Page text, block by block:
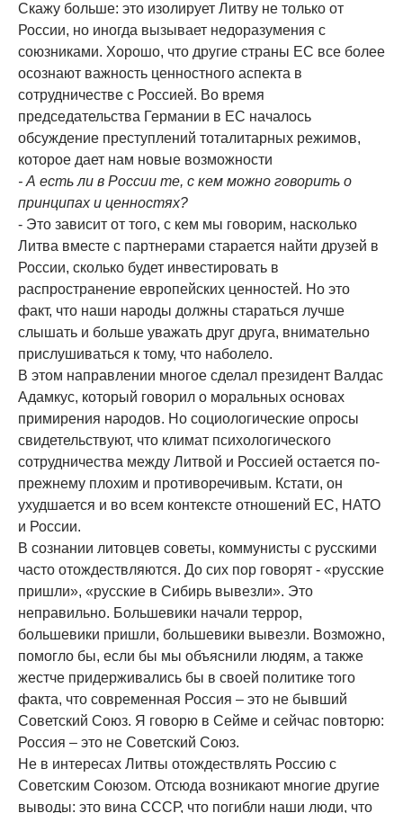
Скажу больше: это изолирует Литву не только от
России, но иногда вызывает недоразумения с
союзниками. Хорошо, что другие страны ЕС все более
осознают важность ценностного аспекта в
сотрудничестве с Россией. Во время
председательства Германии в ЕС началось
обсуждение преступлений тоталитарных режимов,
которое дает нам новые возможности
- А есть ли в России те, с кем можно говорить о
принципах и ценностях?
- Это зависит от того, с кем мы говорим, насколько
Литва вместе с партнерами старается найти друзей в
России, сколько будет инвестировать в
распространение европейских ценностей. Но это
факт, что наши народы должны стараться лучше
слышать и больше уважать друг друга, внимательно
прислушиваться к тому, что наболело.
В этом направлении многое сделал президент Валдас
Адамкус, который говорил о моральных основах
примирения народов. Но социологические опросы
свидетельствуют, что климат психологического
сотрудничества между Литвой и Россией остается по-
прежнему плохим и противоречивым. Кстати, он
ухудшается и во всем контексте отношений ЕС, НАТО
и России.
В сознании литовцев советы, коммунисты с русскими
часто отождествляются. До сих пор говорят - «русские
пришли», «русские в Сибирь вывезли». Это
неправильно. Большевики начали террор,
большевики пришли, большевики вывезли. Возможно,
помогло бы, если бы мы объяснили людям, а также
жестче придерживались бы в своей политике того
факта, что современная Россия – это не бывший
Советский Союз. Я говорю в Сейме и сейчас повторю:
Россия – это не Советский Союз.
Не в интересах Литвы отождествлять Россию с
Советским Союзом. Отсюда возникают многие другие
выводы: это вина СССР, что погибли наши люди, что